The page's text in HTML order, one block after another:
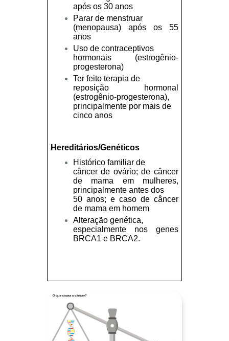
após os 30 anos
Parar de menstruar
(menopausa) após os 55
anos
Uso de contraceptivos
hormonais (estrogênio-
progesterona)
Ter feito terapia de
reposição hormonal
(estrogênio-progesterona),
principalmente por mais de
cinco anos
Hereditários/Genéticos
Histórico familiar de
câncer de ovário; de câncer
de mama em mulheres,
principalmente antes dos
50 anos; e caso de câncer
de mama em homem
Alteração genética,
especialmente nos genes
BRCA1 e BRCA2.